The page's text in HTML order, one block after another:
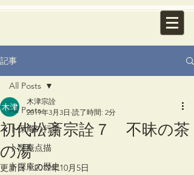
記事
All Posts
卜深庵の行事
卜深庵点描
卜深庵の歴史
All Posts
初代松斎宗詮７ 不昧の茶
の湯
木津宗詮
2019年3月3日 読了時間: 2分
更新日：2019年10月5日